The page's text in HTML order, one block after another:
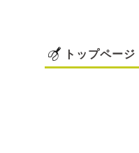
トップページ